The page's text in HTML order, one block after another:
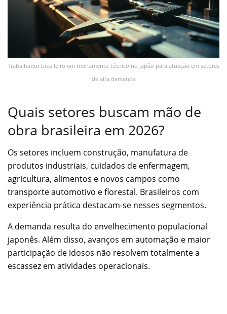
Trabalhador brasileiro em treinamento técnico no Japão para atuação em setores
de alta demanda
Quais setores buscam mão de
obra brasileira em 2026?
Os setores incluem construção, manufatura de
produtos industriais, cuidados de enfermagem,
agricultura, alimentos e novos campos como
transporte automotivo e florestal. Brasileiros com
experiência prática destacam-se nesses segmentos.
A demanda resulta do envelhecimento populacional
japonês. Além disso, avanços em automação e maior
participação de idosos não resolvem totalmente a
escassez em atividades operacionais.